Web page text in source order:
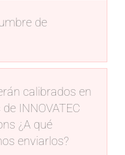
de
calibrados en
INNOVATEC
¿A qué
enviarlos?